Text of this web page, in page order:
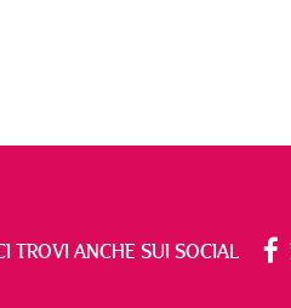
TROVI ANCHE SUI SOCIAL